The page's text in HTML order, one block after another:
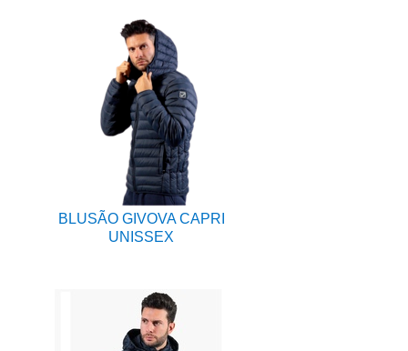
BLUSÃO GIVOVA CAPRI
UNISSEX